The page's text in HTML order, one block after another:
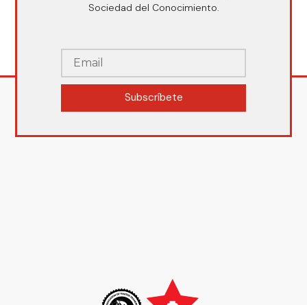
Sociedad del Conocimiento.
Subscríbete